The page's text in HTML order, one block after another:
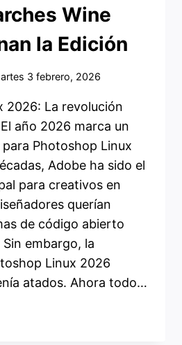
Wine
la Edición
3 febrero, 2026
2026: La revolución
año 2026 marca un
Photoshop Linux
Adobe ha sido el
para creativos en
querían
de código abierto
embargo, la
Linux 2026
atados. Ahora todo…